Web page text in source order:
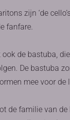
zijn ‘de
fanfare.
de bastuba,
De bastuba
mee voor de
de familie van de